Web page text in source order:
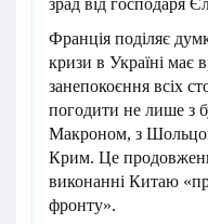
зрад від господаря
Франція поділяє
кризи в Україні має
занепокоєння всіх
погодити не лише з
Макроном, з
Крим. Це
виконанні Китаю
фронту».